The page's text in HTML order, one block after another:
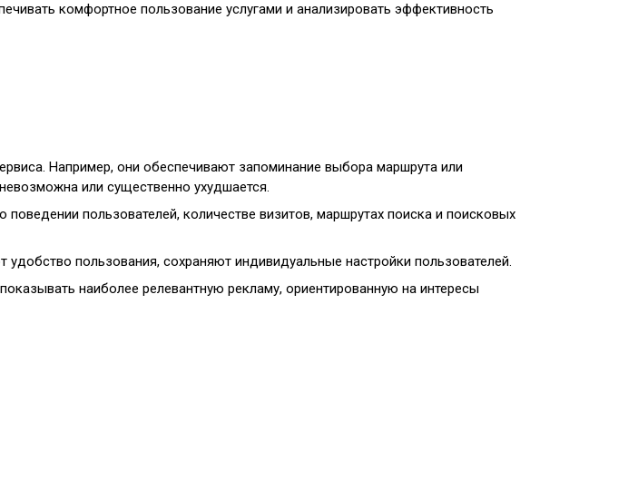
комфортное пользование услугами и анализировать эффективность
Например, они обеспечивают запоминание выбора маршрута или
или существенно ухудшается.
пользователей, количестве визитов, маршрутах поиска и поисковых
пользования, сохраняют индивидуальные настройки пользователей.
наиболее релевантную рекламу, ориентированную на интересы